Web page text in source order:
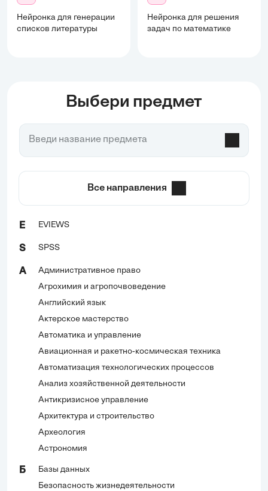
Нейронка для генерации
списков литературы
Нейронка для решения
задач по математике
Выбери предмет
Все направления
E EVIEWS
S SPSS
А
Административное право
Агрохимия и агропочвоведение
Английский язык
Актерское мастерство
Автоматика и управление
Авиационная и ракетно-космическая техника
Автоматизация технологических процессов
Анализ хозяйственной деятельности
Антикризисное управление
Архитектура и строительство
Археология
Астрономия
Б
Базы данных
Безопасность жизнедеятельности